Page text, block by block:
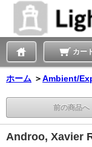
カー
ホーム ＞Ambient/
前の商品へ
Androo, Xavier